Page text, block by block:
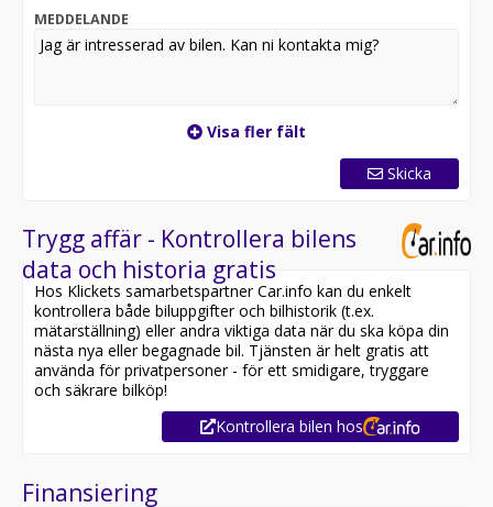
Pris exklusive moms: 127 520:-
Besiktigad t om 2027-03-31. Möjlighet till garanti i upp
månad! Finansiering via Santander Consumer bank från
1.909kr/mån med möjlighet till 0kr kontant.
MEDDELANDE
Visa fler fält
Skicka
Trygg affär - Kontrollera bilens
data och historia gratis
Hos Klickets samarbetspartner Car.info kan du enkelt
kontrollera både biluppgifter och bilhistorik (t.ex.
mätarställning) eller andra viktiga data när du ska köpa din
nästa nya eller begagnade bil. Tjänsten är helt gratis att
använda för privatpersoner - för ett smidigare, tryggare
och säkrare bilköp!
Kontrollera bilen hos
Finansiering